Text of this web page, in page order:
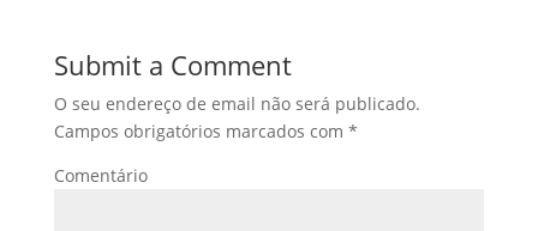
Submit a Comment
O seu endereço de email não será publicado.
Campos obrigatórios marcados com *
Comentário